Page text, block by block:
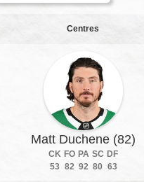
Centres
Matt Duchene (82)
CK FO PA SC DF
53 82 92 80 63